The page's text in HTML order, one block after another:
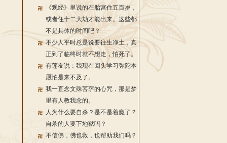
《观经》里说的在胎宫住五百岁，
或者住十二大劫才能出来。这些都
不是具体的时间吧？
不少人平时总是说要往生净土，真
正到了临终时就不想走，怕死了。
有莲友说：我现在回头学习弥陀本
愿怕是来不及了。
我一直念文殊菩萨的心咒，那是梦
里有人教我念的。
人为什么要自杀？是不是着魔了？
自杀的人要下地狱吗？
不信佛，佛也救，也帮助我们吗？